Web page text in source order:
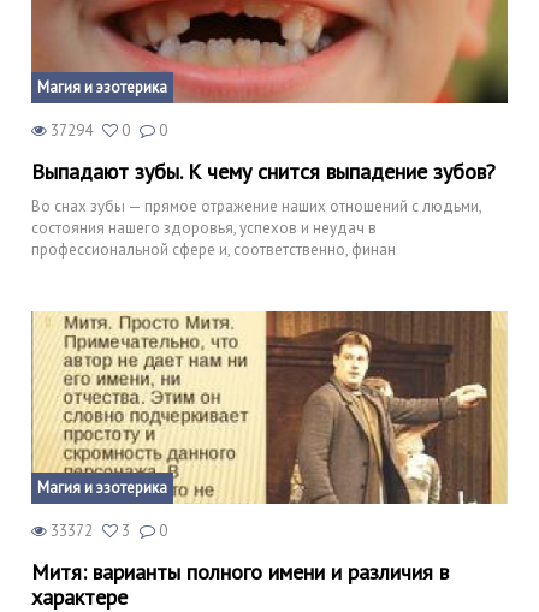
Магия и эзотерика
37294 0 0
Выпадают зубы. К чему снится выпадение зубов?
Во снах зубы — прямое отражение наших отношений с людьми,
состояния нашего здоровья, успехов и неудач в
профессиональной сфере и, соответственно, финан
Магия и эзотерика
33372 3 0
Митя: варианты полного имени и различия в
характере